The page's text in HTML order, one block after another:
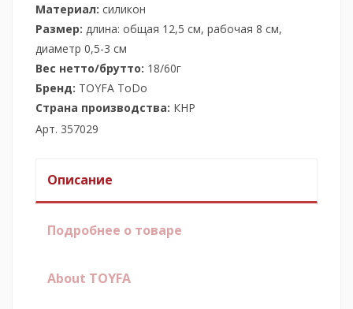
Материал: силикон
Размер: длина: общая 12,5 см, рабочая 8 см,
диаметр 0,5-3 см
Вес нетто/брутто: 18/60г
Бренд: TOYFА ToDo
Страна производства: КНР
Арт. 357029
Описание
Подробнее о товаре
About TOYFA